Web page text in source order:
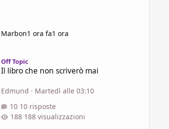
Marbon1 ora fa1 ora
Off Topic
Il libro che non scriverò mai
Edmund · Martedì alle 03:10
10 risposte
188 visualizzazioni